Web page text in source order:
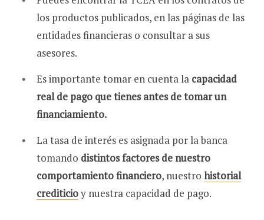
los productos publicados, en las páginas de las
entidades financieras o consultar a sus
asesores.
Es importante tomar en cuenta la capacidad
real de pago que tienes antes de tomar un
financiamiento.
La tasa de interés es asignada por la banca
tomando distintos factores de nuestro
comportamiento financiero, nuestro historial
crediticioy nuestra capacidad de pago.